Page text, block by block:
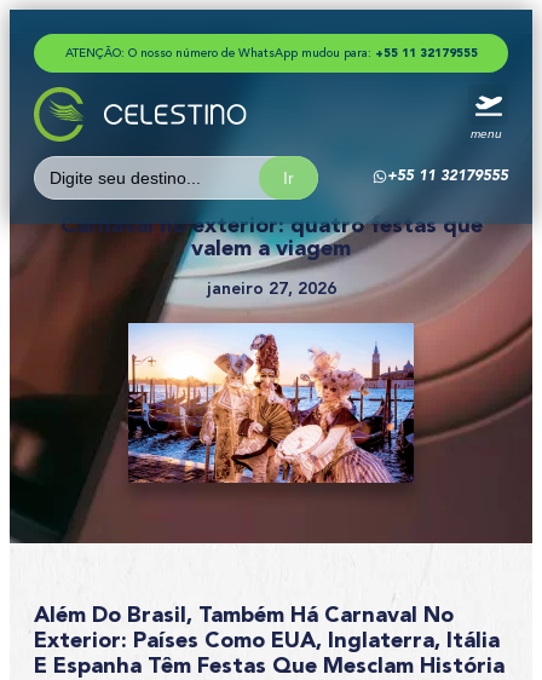
ATENÇÃO: O nosso número de WhatsApp mudou para: + 55 1 1 321 79555
menu
Search
for:
+55 11 32179555
Carnaval no exterior: quatro festas que
valem a viagem
janeiro 27, 2026
Além Do Brasil, Também Há Carnaval No
Exterior: Países Como EUA, Inglaterra, Itália
E Espanha Têm Festas Que Mesclam História